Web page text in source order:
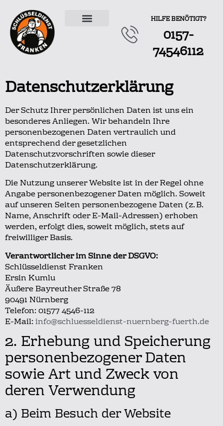
HILFE BENÖTIGT?
0157-
74546112
Datenschutzerklärung
Der Schutz Ihrer persönlichen Daten ist uns ein
besonderes Anliegen.Wir behandeln Ihre
personenbezogenen Daten vertraulich und
entsprechend der gesetzlichen
Datenschutzvorschriften sowie dieser
Datenschutzerklärung.
Die Nutzung unserer Website ist in der Regel ohne
Angabe personenbezogener Daten möglich.Soweit
auf unseren Seiten personenbezogene Daten (z. B.
Name, Anschrift oder E-Mail-Adressen) erhoben
werden, erfolgt dies, soweit möglich, stets auf
freiwilliger Basis.
Verantwortlicher im Sinne der DSGVO:
Schlüsseldienst Franken
Ersin Kumlu
Äußere Bayreuther Straße 78
90491 Nürnberg
Telefon: 01577 4546-112
E-Mail:info@schluesseldienst-nuernberg-fuerth.de
2. Erhebung und Speicherung
personenbezogener Daten
sowie Art und Zweck von
deren Verwendung
a) Beim Besuch der Website